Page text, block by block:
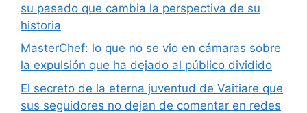
su pasado que cambia la perspectiva de su
historia
MasterChef: lo que no se vio en cámaras sobre
la expulsión que ha dejado al público dividido
El secreto de la eterna juventud de Vaitiare que
sus seguidores no dejan de comentar en redes